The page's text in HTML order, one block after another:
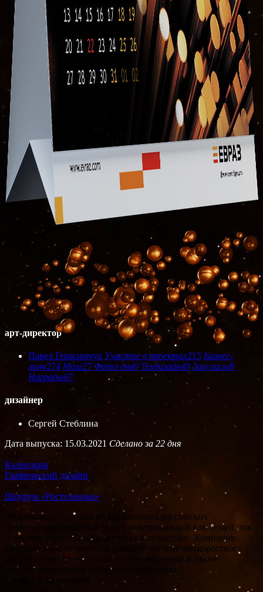
арт-директор
Павел Герасимчук Участие в проектах215 Бизнес-
линч274 Мозг27 Фото дня9 Техдизайн49 Закулисы8
Награды67
дизайнер
Сергей Стеблина
Дата выпуска: 15.03.2021 Сделано за 22 дня
Еще
Календари
Графический дизайн
Далее
Шоурум «Ростелекома»
«Ростелеком» — один из крупнейших российских
провайдеров цифровых услуг, охватывающий как людей, так
и организации — государственные и частные. Компания
занимает важное место на рынке услуг высокоскоростного
доступа в интернет и платного телевидения, а также
предлагает решения в сфере сотовой связи
и кибербезопасности.